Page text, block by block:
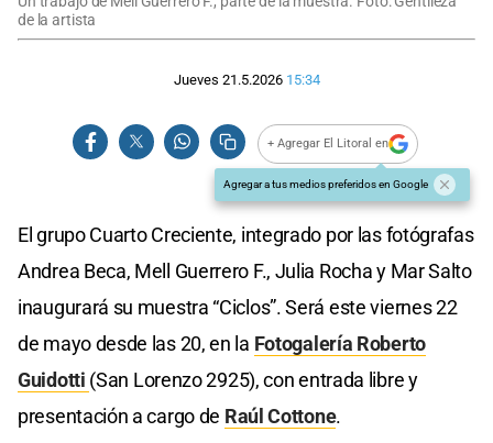
de la artista
Jueves 21.5.2026 15:34
+ Agregar El Litoral en
Agregar a tus medios preferidos en Google
El grupo Cuarto Creciente, integrado por las fotógrafas
Andrea Beca, Mell Guerrero F., Julia Rocha y Mar Salto
inaugurará su muestra “Ciclos”. Será este viernes 22
de mayo desde las 20, en la Fotogalería Roberto
Guidotti (San Lorenzo 2925), con entrada libre y
presentación a cargo de Raúl Cottone.